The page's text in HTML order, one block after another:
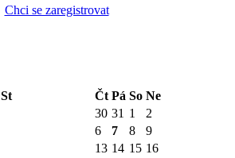
Chci se zaregistrovat
St Čt Pá So Ne
30 31 1
2
6 7 8
9
13 14 15 16